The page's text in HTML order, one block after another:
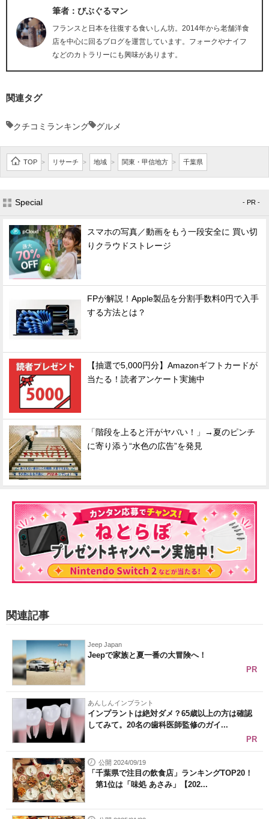
筆者：びぶぐるマン
フランスと日本を往復する食いしん坊。2014年から老舗洋食
店を中心に回るブログを運営しています。フォークやナイフ
などのカトラリーにも興味があります。
関連タグ
クチコミランキング グルメ
TOP > リサーチ > 地域 > 関東・甲信地方 > 千葉県
Special - PR -
スマホの写真／動画をもう一段安全に 買い切
りクラウドストレージ
FPが解説！Apple製品を分割手数料0円で入手
する方法とは？
【抽選で5,000円分】Amazonギフトカードが
当たる！読者アンケート実施中
「階段を上ると汗がヤバい！」→夏のピンチ
に寄り添う“水色の広告”を発見
関連記事
Jeep Japan
Jeepで家族と夏一番の大冒険へ！
PR
あんしんインプラント
インプラントは絶対ダメ？65歳以上の方は確認
してみて。20名の歯科医師監修のガイ...
PR
公開 2024/09/19
「千葉県で注目の飲食店」ランキングTOP20！
第1位は「味処 あさみ」【202...